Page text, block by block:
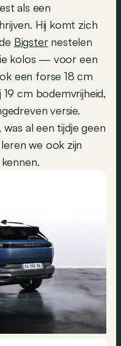
als een
Hij komt zich
Bigsternestelen
kolos — voor een
een forse 18 cm
cm bodemvrijheid,
versie.
al een tijdje geen
we ook zijn